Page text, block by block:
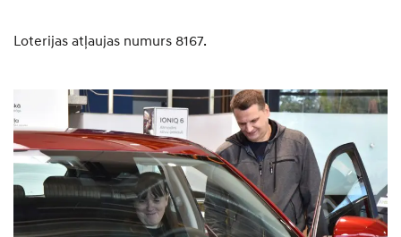
Loterijas atļaujas numurs 8167.